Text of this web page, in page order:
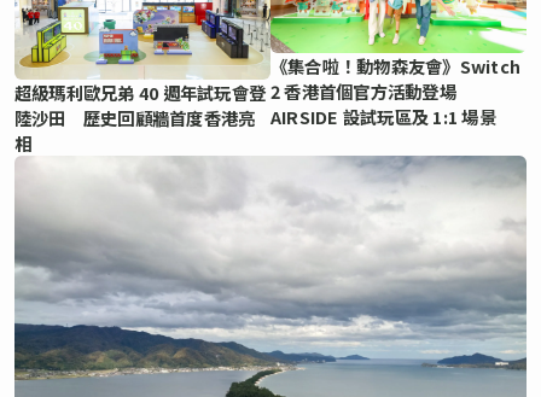
超級瑪利歐兄弟 40 週年試玩會登
陸沙田 歷史回顧牆首度香港亮
相
《集合啦！動物森友會》Switch
2 香港首個官方活動登場
AIRSIDE 設試玩區及 1:1 場景